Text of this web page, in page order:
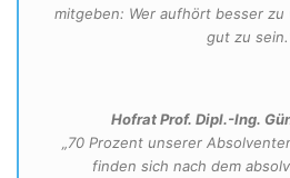
mitgeben: Wer aufhört besser
gut zu
Hofrat Prof. Dipl.-Ing.
„70 Prozent unserer
finden sich nach dem